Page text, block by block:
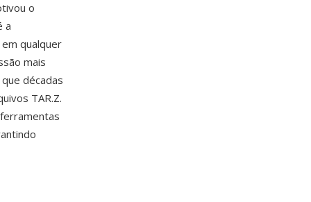
o
a
qualquer
mais
décadas
TAR.Z.